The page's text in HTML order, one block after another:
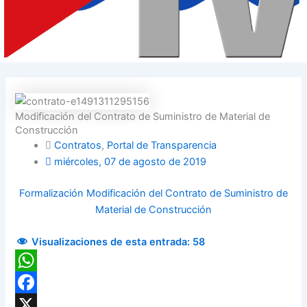
Modificación del Contrato de Suministro de Material de
Construcción
Contratos, Portal de Transparencia
miércoles, 07 de agosto de 2019
Formalización Modificación del Contrato de Suministro de
Material de Construcción
Visualizaciones de esta entrada: 58
WhatsApp